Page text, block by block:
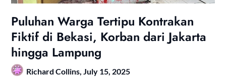
Puluhan Warga Tertipu Kontrakan
Fiktif di Bekasi, Korban dari Jakarta
hingga Lampung
Richard Collins,July 15, 2025